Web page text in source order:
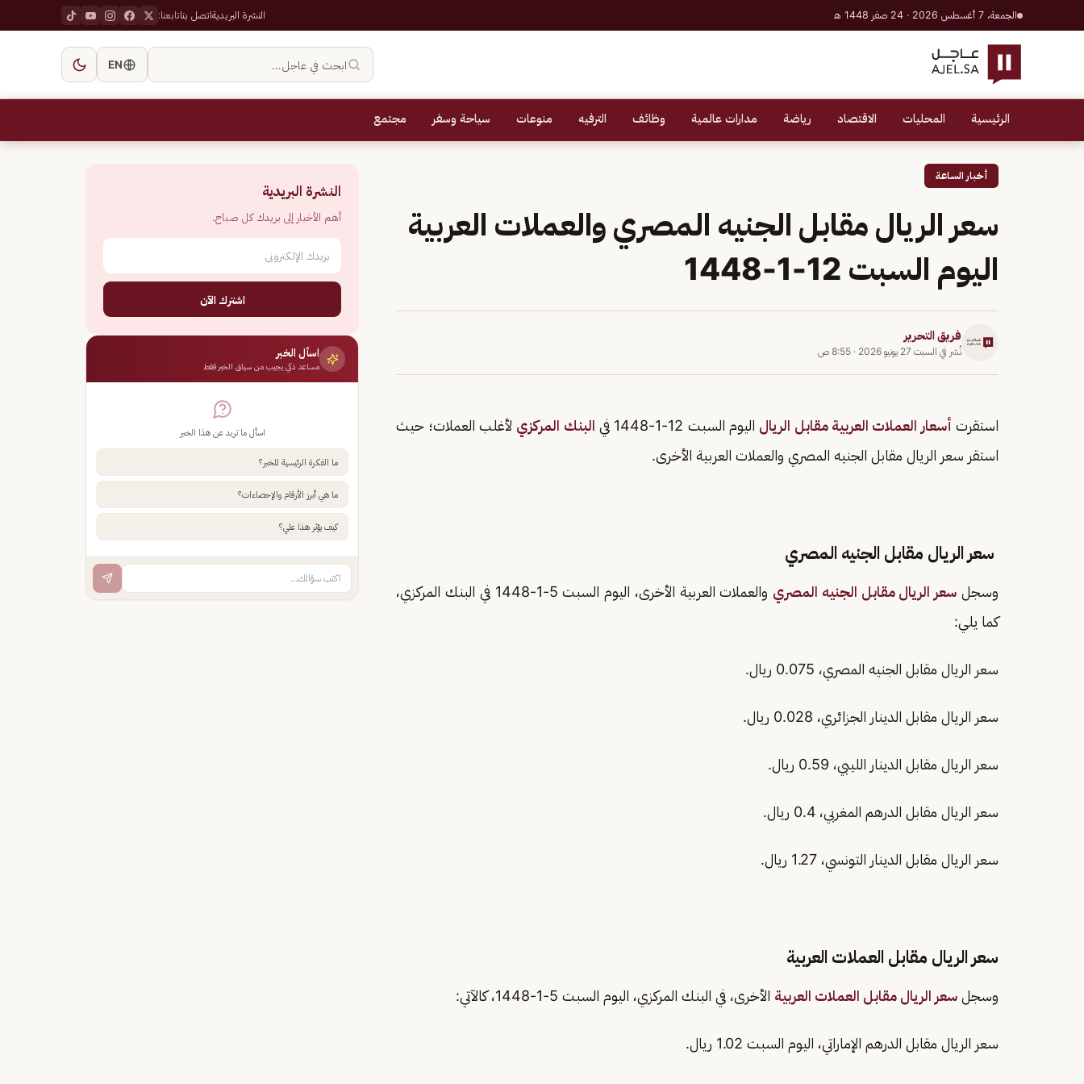
الجمعة، 7 أغسطس 2026 · 24 صفر 1448 هـ النشرة البريديةاتصل بناتابعنا:
ابحث في عاجل… EN
الرئيسية المحليات الاقتصاد رياضة مدارات عالمية وظائف الترفيه منوعات سياحة وسفر مجتمع
أخبار الساعة
سعر الريال مقابل الجنيه المصري والعملات العربية
اليوم السبت 12-1-1448
فريق التحرير
نُشر في السبت 27 يونيو 2026 · 8:55 ص
استقرت أسعار العملات العربية مقابل الريال اليوم السبت 12-1-1448 في البنك المركزي لأغلب العملات؛ حيث
استقر سعر الريال مقابل الجنيه المصري والعملات العربية الأخرى.
سعر الريال مقابل الجنيه المصري
وسجل سعر الريال مقابل الجنيه المصري
والعملات العربية الأخرى، اليوم السبت 5-1-1448 في البنك المركزي،
كما يلي:
سعر الريال مقابل الجنيه المصري، 0.075 ريال.
سعر الريال مقابل الدينار الجزائري، 0.028 ريال.
سعر الريال مقابل الدينار الليبي، 0.59 ريال.
سعر الريال مقابل الدرهم المغربي، 0.4 ريال.
سعر الريال مقابل الدينار التونسي، 1.27 ريال.
سعر الريال مقابل العملات العربية
وسجل سعر الريال مقابل العملات العربية الأخرى، في البنك المركزي، اليوم السبت 5-1-1448، كالآتي:
سعر الريال مقابل الدرهم الإماراتي، اليوم السبت 1.02 ريال.
النشرة البريدية
أهم الأخبار إلى بريدك كل صباح.
اشترك الآن
اسأل الخبر
مساعد ذكي يجيب من سياق الخبر فقط
اسأل ما تريد عن هذا الخبر
ما الفكرة الرئيسية للخبر؟
ما هي أبرز الأرقام والإحصاءات؟
كيف يؤثر هذا علي؟